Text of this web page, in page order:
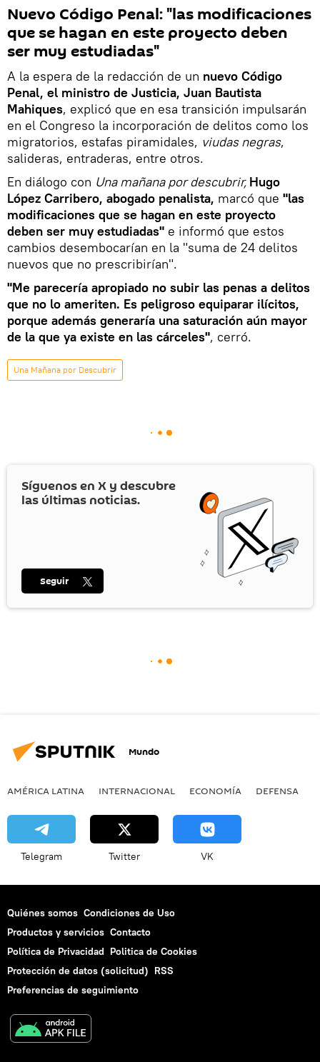
Nuevo Código Penal: "las modificaciones
que se hagan en este proyecto deben
ser muy estudiadas"
A la espera de la redacción de un nuevo Código
Penal, el ministro de Justicia, Juan Bautista
Mahiques, explicó que en esa transición impulsarán
en el Congreso la incorporación de delitos como los
migratorios, estafas piramidales, viudas negras,
salideras, entraderas, entre otros.
En diálogo con Una mañana por descubrir, Hugo
López Carribero, abogado penalista, marcó que "las
modificaciones que se hagan en este proyecto
deben ser muy estudiadas" e informó que estos
cambios desembocarían en la "suma de 24 delitos
nuevos que no prescribirían".
"Me parecería apropiado no subir las penas a delitos
que no lo ameriten. Es peligroso equiparar ilícitos,
porque además generaría una saturación aún mayor
de la que ya existe en las cárceles", cerró.
Una Mañana por Descubrir
Síguenos en X y descubre
las últimas noticias.
Seguir
Mundo
AMÉRICA LATINA INTERNACIONAL ECONOMÍA DEFENSA
Telegram Twitter VK
Quiénes somos Condiciones de Uso
Productos y servicios Contacto
Política de Privacidad Politica de Cookies
Protección de datos (solicitud) RSS
Preferencias de seguimiento